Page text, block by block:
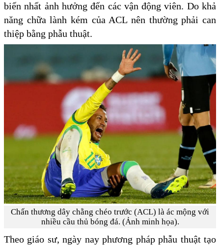
biến nhất ảnh hưởng đến các vận động viên. Do khả
năng chữa lành kém của ACL nên thường phải can
thiệp bằng phẫu thuật.
Chấn thương dây chằng chéo trước (ACL) là ác mộng với
nhiều cầu thủ bóng đá. (Ảnh minh họa).
Theo giáo sư, ngày nay phương pháp phẫu thuật tạo